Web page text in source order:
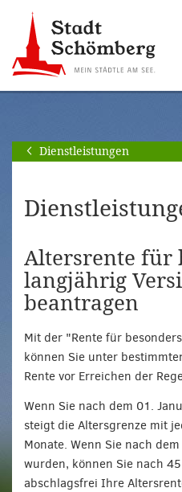
Hauptnavigation
springen
[Alt]+
Seiteninhalt
springen
[Alt]+
Dienstleistungen
Altersrente für
langjährig
beantragen
Mit der "Rente für
können Sie unter
Rente vor Erreichen der
Wenn Sie nach dem 01.
steigt die Altersgrenze mit
Monate. Wenn Sie nach
wurden, können Sie nach
abschlagsfrei Ihre